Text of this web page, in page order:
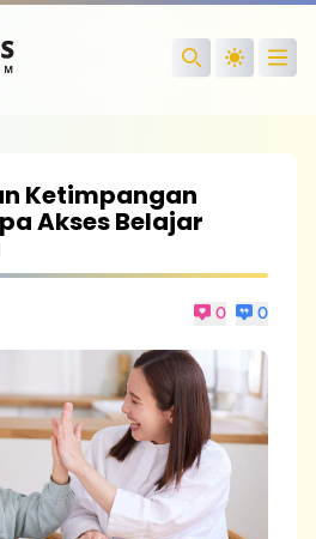
Search
Ketimpangan
Akses Belajar
0 0